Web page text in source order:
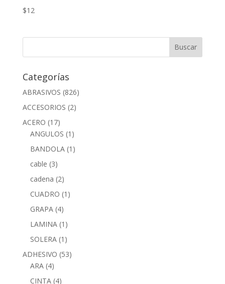
$12
Categorías
ABRASIVOS (826)
ACCESORIOS (2)
ACERO (17)
ANGULOS (1)
BANDOLA (1)
cable (3)
cadena (2)
CUADRO (1)
GRAPA (4)
LAMINA (1)
SOLERA (1)
ADHESIVO (53)
ARA (4)
CINTA (4)